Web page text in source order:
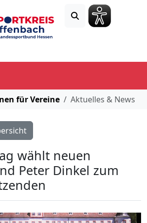
für Vereine Aktuelles & News
wählt neuen
Peter Dinkel zum